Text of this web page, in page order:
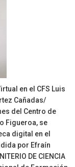
en el CFS Luis
Cañadas/
del Centro de
Figueroa, se
digital en el
por Efraín
DE CIENCIA